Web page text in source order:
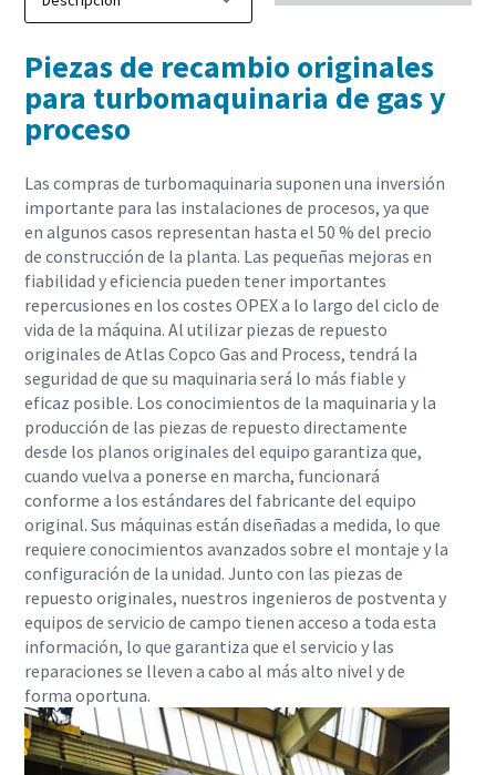
Aire comprimido y nitrógeno para la industria
de alimentación y bebidas
El sabor, la calidad y la seguridad son la constante en la
industria de alimentación y bebidas, pero hay un
ingrediente fundamental que no se tiene en cuenta: el aire
comprimido. En este libro electrónico nos centraremos en
las soluciones de aire comprimido y nitrógeno para la
Piezas de recambio originales
para turbomaquinaria de gas y
proceso
Las compras de turbomaquinaria suponen una inversión
importante para las instalaciones de procesos, ya que
en algunos casos representan hasta el 50 % del precio
de construcción de la planta. Las pequeñas mejoras en
fiabilidad y eficiencia pueden tener importantes
repercusiones en los costes OPEX a lo largo del ciclo de
vida de la máquina. Al utilizar piezas de repuesto
originales de Atlas Copco Gas and Process, tendrá la
seguridad de que su maquinaria será lo más fiable y
eficaz posible. Los conocimientos de la maquinaria y la
producción de las piezas de repuesto directamente
desde los planos originales del equipo garantiza que,
cuando vuelva a ponerse en marcha, funcionará
conforme a los estándares del fabricante del equipo
original. Sus máquinas están diseñadas a medida, lo que
requiere conocimientos avanzados sobre el montaje y la
configuración de la unidad. Junto con las piezas de
repuesto originales, nuestros ingenieros de postventa y
equipos de servicio de campo tienen acceso a toda esta
información, lo que garantiza que el servicio y las
reparaciones se lleven a cabo al más alto nivel y de
forma oportuna.